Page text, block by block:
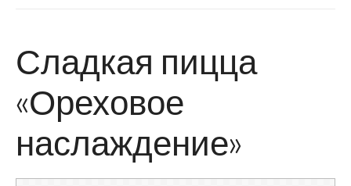
Сладкая пицца
«Ореховое
наслаждение»